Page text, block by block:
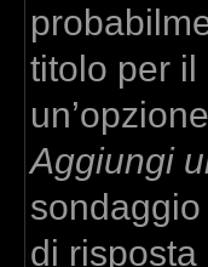
titolo per
Aggiungi
di risposta